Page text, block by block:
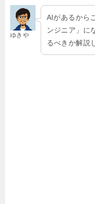
ゆきや
AIがあるから
ンジニア」に
るべきか解説